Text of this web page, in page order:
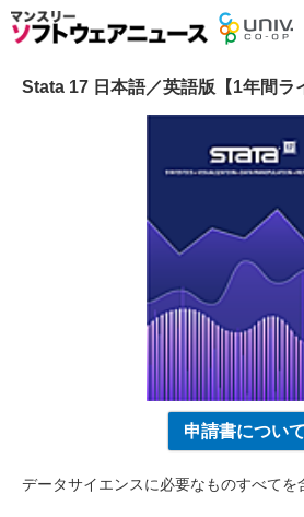
Stata 17 日本語／英語版【1年間ラ
申請書について
データサイエンスに必要なものすべてを